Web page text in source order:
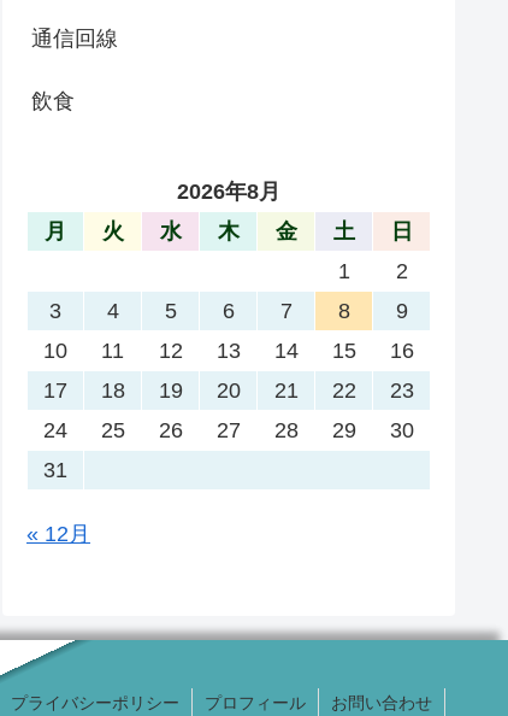
通信回線
飲食
2026年8月
月
火 水 木 金 土
日
1
2
3
4 5 6 7 8
9
10
11 12 13 14 15
16
17
18 19 20 21 22
23
24
25 26 27 28 29
30
31
« 12月
プライバシーポリシー プロフィール お問い合わせ